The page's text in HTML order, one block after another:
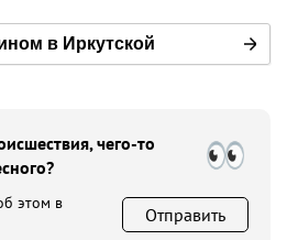
в Иркутской
чего-то
этом в
Отправить